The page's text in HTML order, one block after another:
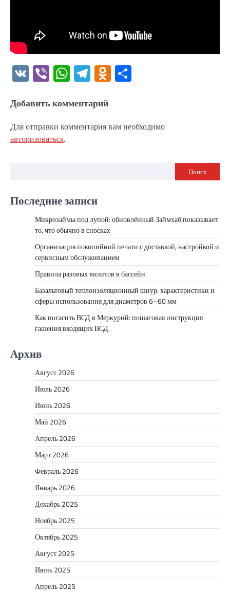
VK ViberWhatsApp
Telegram
Odnoklassniki
Добавить комментарий
Для отправки комментария вам необходимо
авторизоваться.
Поиск
Последние записи
Микрозаймы под лупой: обновлённый Займхаб показывает
то, что обычно в сносках
Организация покопийной печати с доставкой, настройкой и
сервисным обслуживанием
Правила разовых визитов в бассейн
Базальтовый теплоизоляционный шнур: характеристики и
сферы использования для диаметров 6–60 мм
Как погасить ВСД в Меркурий: пошаговая инструкция
гашения входящих ВСД
Архив
Август 2026
Июль 2026
Июнь 2026
Май 2026
Апрель 2026
Март 2026
Февраль 2026
Январь 2026
Декабрь 2025
Ноябрь 2025
Октябрь 2025
Август 2025
Июнь 2025
Апрель 2025